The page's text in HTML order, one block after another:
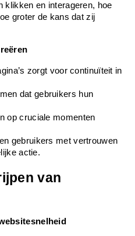
klikken en interageren, hoe
groter de kans dat zij
zorgt voor continuïteit in
dat gebruikers hun
op cruciale momenten
gebruikers met vertrouwen
actie.
van